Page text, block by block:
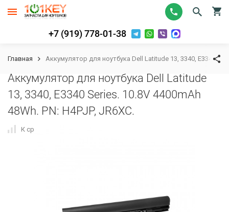
+7 (919) 778-01-38
Главная Аккумулятор для ноутбука Dell Latitude 13, 3340, E3340
Аккумулятор для ноутбука Dell Latitude
13, 3340, E3340 Series. 10.8V 4400mAh
48Wh. PN: H4PJP, JR6XC.
К сравнению